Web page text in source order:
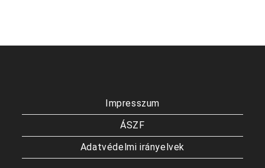
Impresszum
ÁSZF
Adatvédelmi irányelvek